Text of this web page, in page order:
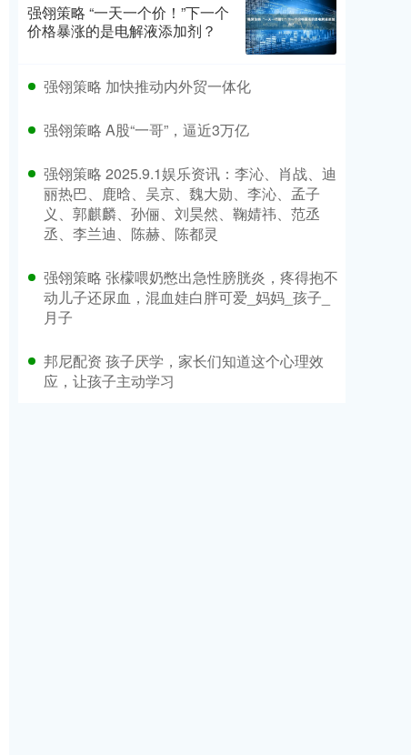
强翎策略 “一天一个价！”下一个
价格暴涨的是电解液添加剂？
强翎策略 加快推动内外贸一体化
强翎策略 A股“一哥”，逼近3万亿
强翎策略 2025.9.1娱乐资讯：李沁、肖战、迪
丽热巴、鹿晗、吴京、魏大勋、李沁、孟子
义、郭麒麟、孙俪、刘昊然、鞠婧祎、范丞
丞、李兰迪、陈赫、陈都灵
强翎策略 张檬喂奶憋出急性膀胱炎，疼得抱不
动儿子还尿血，混血娃白胖可爱_妈妈_孩子_
月子
邦尼配资 孩子厌学，家长们知道这个心理效
应，让孩子主动学习